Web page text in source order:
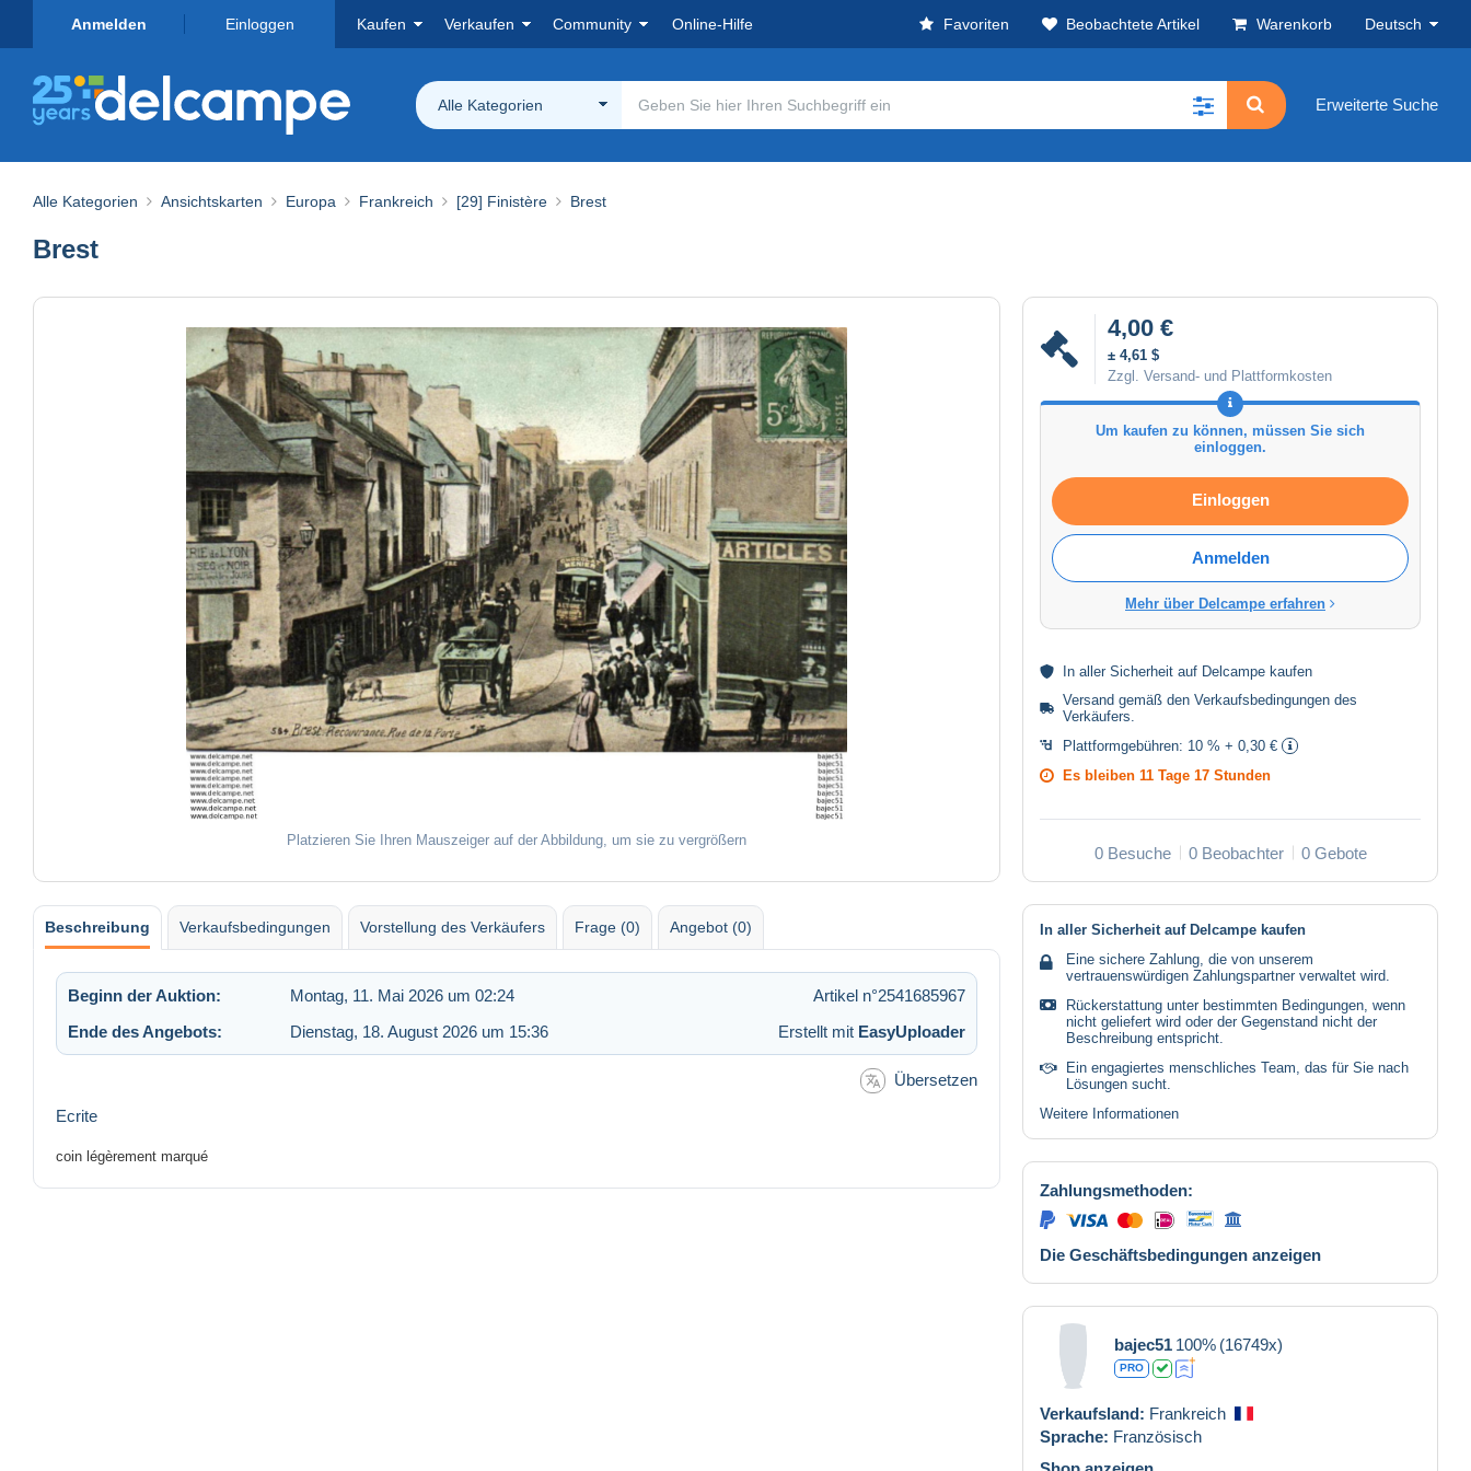
Anmelden Einloggen Kaufen Verkaufen Community Online-Hilfe Favoriten Beobachtete Artikel Warenkorb Deutsch
Alle Kategorien Erweiterte Suche
Alle Kategorien Ansichtskarten Europa Frankreich [29] Finistère Brest
Brest
Platzieren Sie Ihren Mauszeiger auf der Abbildung, um sie zu vergrößern
4,00 €
± 4,61 $
Zzgl. Versand- und Plattformkosten
Um kaufen zu können, müssen Sie sich
einloggen.
Einloggen
Anmelden
Mehr über Delcampe erfahren
In aller Sicherheit auf Delcampe kaufen
Versand gemäß den Verkaufsbedingungen des
Verkäufers
Plattformgebühren: 10 % + 0,30 €
Es bleiben 11 Tage 17 Stunden
0 Besuche 0 Beobachter 0 Gebote
Beschreibung Verkaufsbedingungen Vorstellung des Verkäufers Frage (0) Angebot (0)
Beginn der Auktion: Montag, 11. Mai 2026 um 02:24
Artikel n°2541685967
Ende des Angebots:
Dienstag, 18. August 2026 um 15:36 Erstellt mit EasyUploader
Übersetzen
Ecrite
coin légèrement marqué
In aller Sicherheit auf Delcampe kaufen
Eine sichere Zahlung, die von unserem
vertrauenswürdigen Zahlungspartner verwaltet wird.
Rückerstattung unter bestimmten Bedingungen, wenn
nicht geliefert wird oder der Gegenstand nicht der
Beschreibung entspricht.
Ein engagiertes menschliches Team, das für Sie nach
Lösungen sucht.
Weitere Informationen
Zahlungsmethoden:
Die Geschäftsbedingungen anzeigen
bajec51 100% (16749x)
PRO
Verkaufsland: Frankreich
Sprache: Französisch